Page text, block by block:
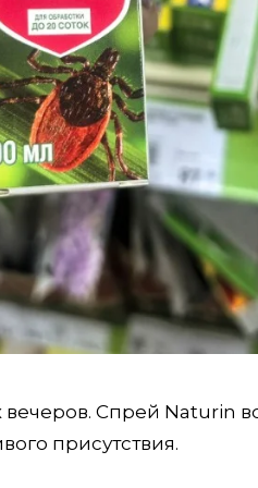
Спрей Naturin
присутствия.